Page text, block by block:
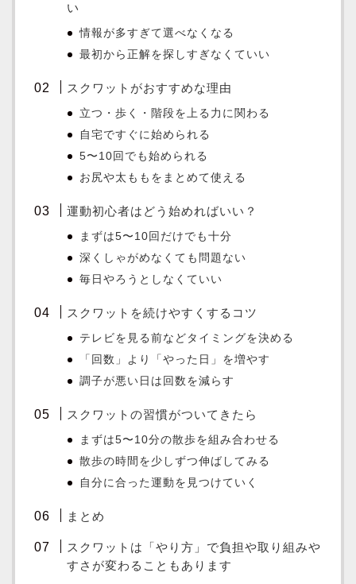
い
情報が多すぎて選べなくなる
最初から正解を探しすぎなくていい
スクワットがおすすめな理由
立つ・歩く・階段を上る力に関わる
自宅ですぐに始められる
5〜10回でも始められる
お尻や太ももをまとめて使える
運動初心者はどう始めればいい？
まずは5〜10回だけでも十分
深くしゃがめなくても問題ない
毎日やろうとしなくていい
スクワットを続けやすくするコツ
テレビを見る前などタイミングを決める
「回数」より「やった日」を増やす
調子が悪い日は回数を減らす
スクワットの習慣がついてきたら
まずは5〜10分の散歩を組み合わせる
散歩の時間を少しずつ伸ばしてみる
自分に合った運動を見つけていく
まとめ
スクワットは「やり方」で負担や取り組みや
すさが変わることもあります